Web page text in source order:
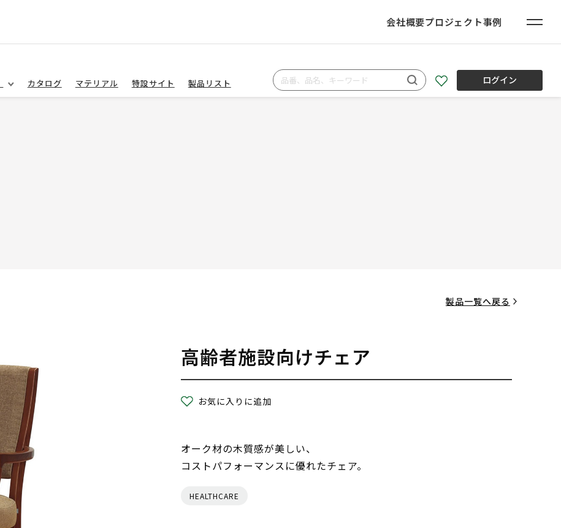
会社概要プロジェクト事例
カタログ マテリアル 特設サイト 製品リスト ログイン
製品一覧へ戻る
高齢者施設向けチェア
お気に入りに追加
オーク材の木質感が美しい、
コストパフォーマンスに優れたチェア。
HEALTHCARE